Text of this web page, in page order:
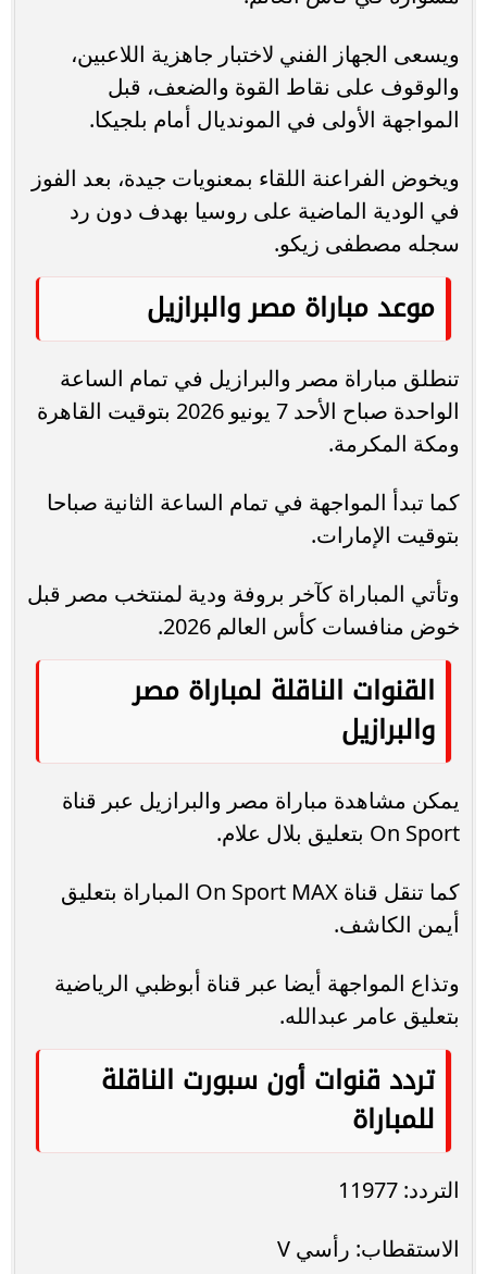
ويسعى الجهاز الفني لاختبار جاهزية اللاعبين،
والوقوف على نقاط القوة والضعف، قبل
المواجهة الأولى في المونديال أمام بلجيكا.
ويخوض الفراعنة اللقاء بمعنويات جيدة، بعد الفوز
في الودية الماضية على روسيا بهدف دون رد
سجله مصطفى زيكو.
موعد مباراة مصر والبرازيل
تنطلق مباراة مصر والبرازيل في تمام الساعة
الواحدة صباح الأحد 7 يونيو 2026 بتوقيت القاهرة
ومكة المكرمة.
كما تبدأ المواجهة في تمام الساعة الثانية صباحا
بتوقيت الإمارات.
وتأتي المباراة كآخر بروفة ودية لمنتخب مصر قبل
خوض منافسات كأس العالم 2026.
القنوات الناقلة لمباراة مصر
والبرازيل
يمكن مشاهدة مباراة مصر والبرازيل عبر قناة
On Sport بتعليق بلال علام.
كما تنقل قناة On Sport MAX المباراة بتعليق
أيمن الكاشف.
وتذاع المواجهة أيضا عبر قناة أبوظبي الرياضية
بتعليق عامر عبدالله.
تردد قنوات أون سبورت الناقلة
للمباراة
التردد: 11977
الاستقطاب: رأسي V